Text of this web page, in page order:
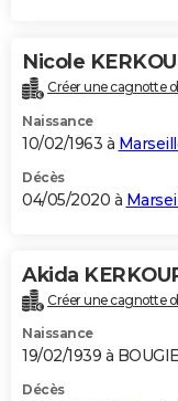
Nicole
Créer une cagnotte
Naissance
10/02/1963 à
Décès
04/05/2020 à
Akida
Créer une cagnotte
Naissance
19/02/1939 à
Décès